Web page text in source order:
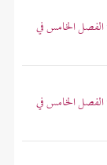
الفصل الخامس في
الفصل الخامس في